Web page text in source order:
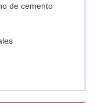
de cemento